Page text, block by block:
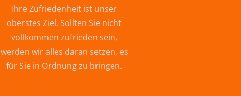
Ihre Zufriedenheit ist unser
oberstes Ziel. Sollten Sie nicht
vollkommen zufrieden sein,
werden wir alles daran setzen, es
für Sie in Ordnung zu bringen.